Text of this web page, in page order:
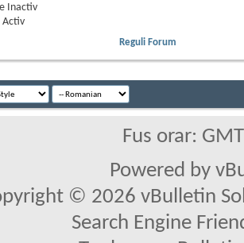
Inactiv
Activ
Reguli Forum
Fus orar:
Powered by
© 2026 vBulletin
Search Engine